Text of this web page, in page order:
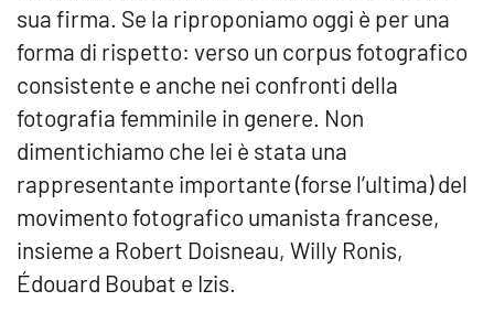
sua firma. Se la riproponiamo oggi è per una
forma di rispetto: verso un corpus fotografico
consistente e anche nei confronti della
fotografia femminile in genere. Non
dimentichiamo che lei è stata una
rappresentante importante (forse l’ultima) del
movimento fotografico umanista francese,
insieme a Robert Doisneau, Willy Ronis,
Édouard Boubat e Izis.